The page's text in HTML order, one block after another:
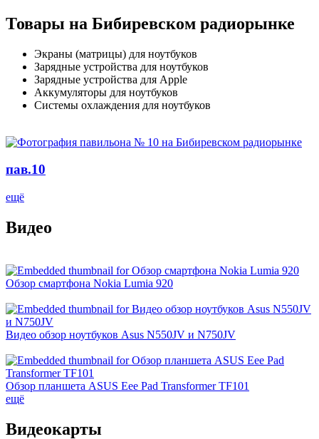
Товары на Бибиревском радиорынке
Экраны (матрицы) для ноутбуков
Зарядные устройства для ноутбуков
Зарядные устройства для Apple
Аккумуляторы для ноутбуков
Системы охлаждения для ноутбуков
пав.10
ещё
Видео
Обзор смартфона Nokia Lumia 920
Видео обзор ноутбуков Asus N550JV и N750JV
Обзор планшета ASUS Eee Pad Transformer TF101
ещё
Видеокарты